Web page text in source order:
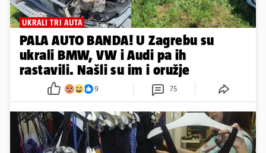
UKRALI TRI AUTA
PALA AUTO BANDA! U Zagrebu su
ukrali BMW, VW i Audi pa ih
rastavili. Našli su im i oružje
9 75